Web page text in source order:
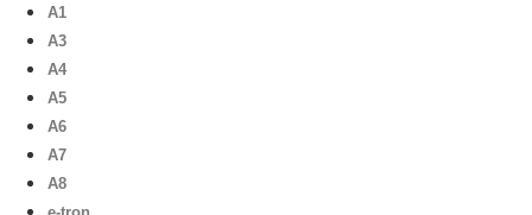
A1
A3
A4
A5
A6
A7
A8